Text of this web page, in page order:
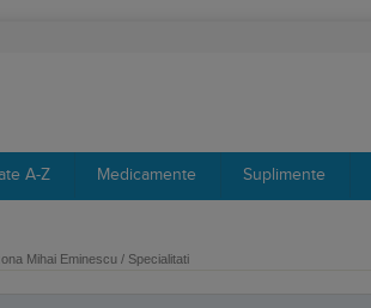
A-Z Medicamente Suplimente
Mihai Eminescu / Specialitati